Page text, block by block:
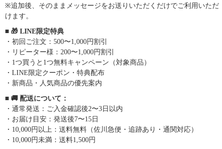
※追加後、そのままメッセージをお送りいただくだけでご利用いただ
けます。
■ 🎁 LINE限定特典
・初回ご注文：500〜1,000円割引
・リピーター様：200〜1,000円割引
・1つ買うと1つ無料キャンペーン（対象商品）
・LINE限定クーポン・特典配布
・新商品・人気商品の優先案内
■ 🚚 配送について：
・通常発送：ご入金確認後2〜3日以内
・お届け目安：発送後7〜15日
・10,000円以上：送料無料（佐川急便・追跡あり・通関対応）
・10,000円未満：送料1,500円